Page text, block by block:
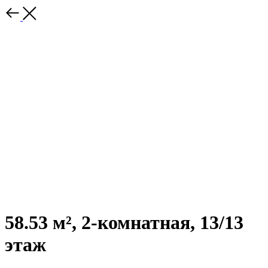
58.53 м², 2-комнатная, 13/13
этаж